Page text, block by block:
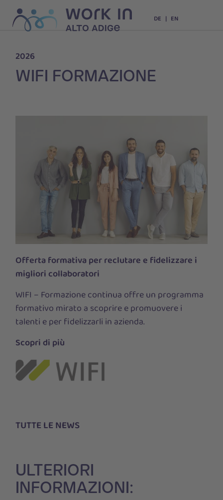
DE EN
2026
WIFI FORMAZIONE
Offerta formativa per reclutare e fidelizzare i
migliori collaboratori
WIFI – Formazione continua offre un programma
formativo mirato a scoprire e promuovere i
talenti e per fidelizzarli in azienda.
Scopri di più
TUTTE LE NEWS
ULTERIORI
INFORMAZIONI: